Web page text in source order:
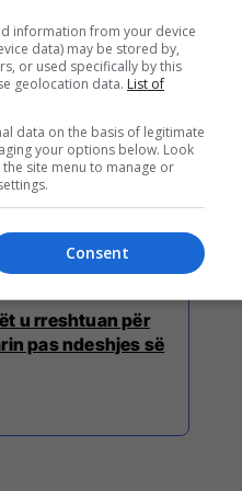
me stafin
të tij.
thuhet:
testet treguan një
të pritur".
u rreshtuan për
pas ndeshjes së
information from your device
data) may be stored by,
or used specifically by this
geolocation data. List of
data on the basis of legitimate
your options below. Look
site menu to manage or
Consent